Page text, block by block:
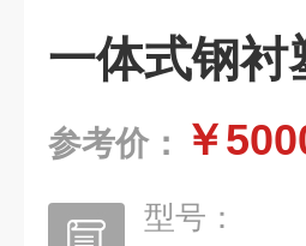
一体式钢衬
参考价： ￥
型号：